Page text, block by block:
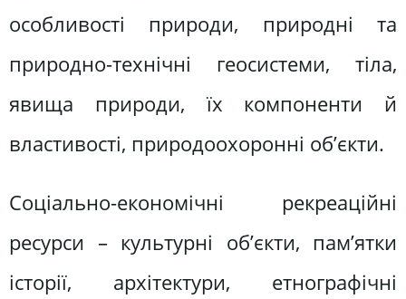
особливості природи, природні та
природно-технічні геосистеми, тіла,
явища природи, їх компоненти й
властивості, природоохоронні об’єкти.
Соціально-економічні рекреаційні
ресурси – культурні об’єкти, пам’ятки
історії, архітектури, етнографічні